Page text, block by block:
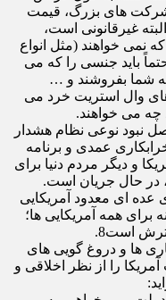
شرکت های بزرگ، قیمت
غیرقانونی است،
نمی خواهند (مثل انواع
باید جنسی را که می
شما بفروشند و …
وال استریت خرد می
چه می خواهند.
نبود نوعی نظام هشدار
عمدی و برنامه
و دیگر مردم دنیا برای
در حال جریان است.
عده ای معدود آمریکایی
برای همه آمریکایی ها؛
است8.
ها و دروغ گویی های
را از نظر اخلاقی و